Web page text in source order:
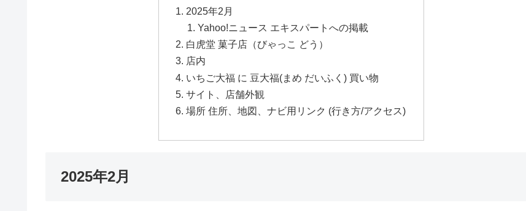
2025年2月
Yahoo!ニュース エキスパートへの掲載
白虎堂 菓子店（びゃっこ どう）
店内
いちご大福 に 豆大福(まめ だいふく) 買い物
サイト、店舗外観
場所 住所、地図、ナビ用リンク (行き方/アクセス)
2025年2月